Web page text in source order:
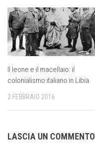
Il leone e il macellaio: il
colonialismo italiano in Libia
2 FEBBRAIO 2016
LASCIA UN COMMENTO